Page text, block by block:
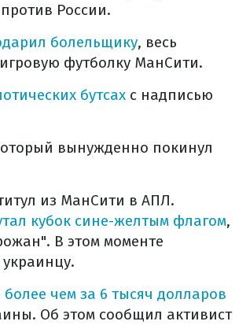
России.
болельщику, весь
футболку МанСити.
бутсах с надписью
вынужденно покинул
из МанСити в АПЛ.
кубок сине-желтым флагом,
В этом моменте
чем за 6 тысяч долларов
Об этом сообщил активист